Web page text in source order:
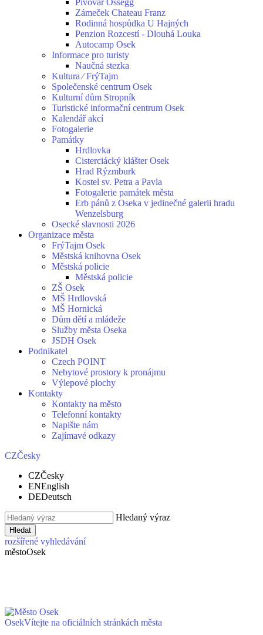
Pivovar Ossegg
Zámeček Chateau Franz
Rodinná hospůdka U Hajných
Penzion Rozcestí - Dlouhá Louka
Autocamp Osek
Informace pro turisty
Naučná stezka
Kultura ⁄ FrýTajm
Společenské centrum Osek
Kulturní dům Stropník
Turistické informační centrum Osek
Kalendář akcí
Fotogalerie
Památky
Hrdlovka
Cisterciácký klášter Osek
Hrad Rýzmburk
Kostel sv. Petra a Pavla
Fotogalerie památek města
Erb pánů z Oseka v jedinečné galerii hradu
Wenzelsburg
Osecké slavnosti 2026
Organizace města
FrýTajm Osek
Městská knihovna Osek
Městská policie
Městská policie
ZŠ Osek
MŠ Hrdlovská
MŠ Hornická
Dům dětí a mládeže
Služby města Oseka
JSDH Osek
Podnikatel
Czech POINT
Nebytové prostory k pronájmu
Výlepové plochy
Kontakty
Kontakty na město
Telefonní kontakty
Napište nám
Zajímavé odkazy
CZČesky
CZČesky
ENEnglish
DEDeutsch
Hledaný výraz
Hledat
rozšířené vyhledávání
městoOsek
OsekVítejte na oficiálních stránkách města